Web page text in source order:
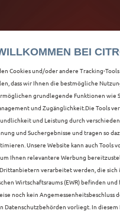
BEI
Cookies und/oder andere Tracking-Tools
dass wir Ihnen die bestmögliche
grundlegende Funktionen wie
und Zugänglichkeit.Die Tools
und Leistung durch
und Suchergebnisse und tragen so
Unsere Website kann auch Tools
Ihnen relevantere Werbung
verarbeitet werden, die sich
Wirtschaftsraums (EWR) befinden und
noch kein Angemessenheitsbeschluss
Datenschutzbehörden vorliegt. In diesem